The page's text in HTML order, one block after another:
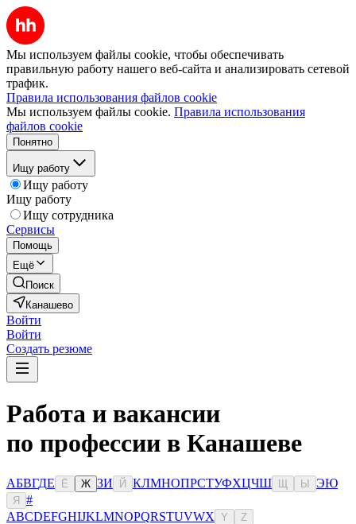
Мы используем файлы cookie, чтобы обеспечивать
правильную работу нашего веб-сайта и анализировать сетевой
трафик.
Правила использования файлов cookie
Мы используем файлы cookie. Правила использования
файлов cookie
Понятно
Ищу работу
Ищу работу
Ищу работу
Ищу сотрудника
Сервисы
Помощь
Ещё
Поиск
Канашево
Войти
Войти
Создать резюме
Работа и вакансии
по профессии в Канашеве
АБВГДЕ Ё Ж ЗИ Й КЛМНОПРСТУФХЦЧШ Ы ЭЮ
Я
#
ABCDEFGHIJKLMNOPQRSTUVWX Y Z